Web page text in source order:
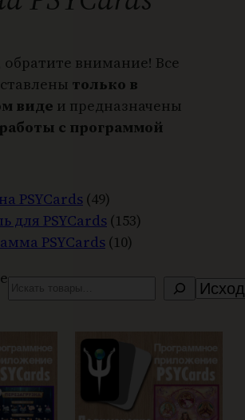
внимание! Все
только в
виде и предназначены
с программой
PSYCards 4949
товаров
для PSYCards 153153
PSYCards 1010